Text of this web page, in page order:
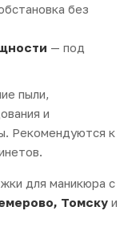
без
— под
пыли,
и
Рекомендуются к
для маникюра с
Томску и